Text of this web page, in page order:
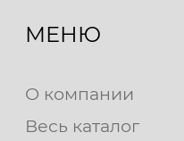
МЕНЮ
О компании
Весь каталог